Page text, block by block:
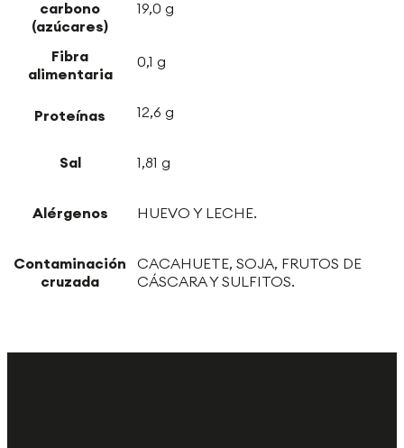
carbono
(azúcares)
19,0 g
Fibra
alimentaria
0,1 g
Proteínas 12,6 g
Sal 1,81 g
Alérgenos HUEVO Y LECHE.
Contaminación
cruzada
CACAHUETE, SOJA, FRUTOS DE
CÁSCARA Y SULFITOS.